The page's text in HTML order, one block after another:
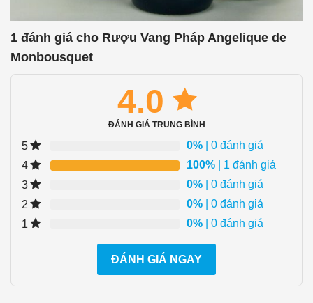
1 đánh giá cho Rượu Vang Pháp Angelique de
Monbousquet
4.0
ĐÁNH GIÁ TRUNG BÌNH
5 0% | 0 đánh giá
4
100% | 1 đánh giá
3
0% | 0 đánh giá
2
0% | 0 đánh giá
1
0% | 0 đánh giá
ĐÁNH GIÁ NGAY